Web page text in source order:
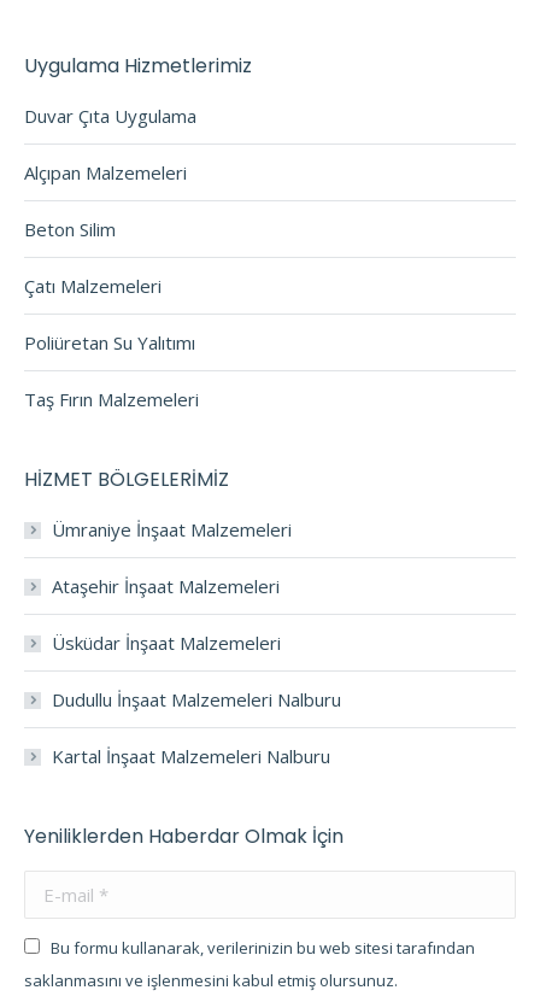
Uygulama Hizmetlerimiz
Duvar Çıta Uygulama
Alçıpan Malzemeleri
Beton Silim
Çatı Malzemeleri
Poliüretan Su Yalıtımı
Taş Fırın Malzemeleri
HİZMET BÖLGELERİMİZ
Ümraniye İnşaat Malzemeleri
Ataşehir İnşaat Malzemeleri
Üsküdar İnşaat Malzemeleri
Dudullu İnşaat Malzemeleri Nalburu
Kartal İnşaat Malzemeleri Nalburu
Yeniliklerden Haberdar Olmak İçin
E-mail *
Bu formu kullanarak, verilerinizin bu web sitesi tarafından
saklanmasını ve işlenmesini kabul etmiş olursunuz.